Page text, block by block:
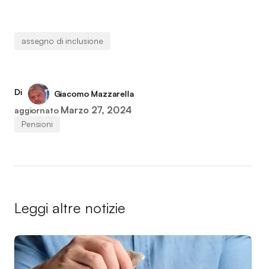
assegno di inclusione
Di
Giacomo Mazzarella
aggiornato Marzo 27, 2024
Pensioni
Leggi altre notizie